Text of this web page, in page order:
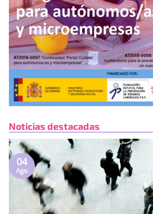
Noticias destacadas
04
Ago